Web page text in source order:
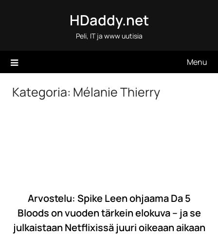
HDaddy.net
Peli, IT ja www uutisia
Menu
Kategoria: Mélanie Thierry
Arvostelu: Spike Leen ohjaama Da 5
Bloods on vuoden tärkein elokuva – ja se
julkaistaan Netflixissä juuri oikeaan aikaan